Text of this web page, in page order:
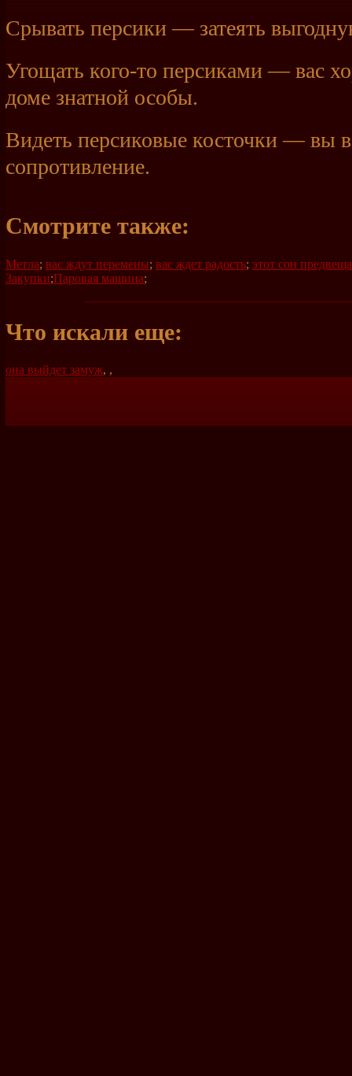
Срывать персики — затеять
Угощать кого-то персиками — вас
доме знатной особы.
Видеть персиковые косточки — вы
сопротивление.
Смотрите также:
Метла; вас ждут перемены; вас ждет радость; этот сон
Закупки;Паровая машина;
Что искали еще:
она выйдет замуж, ,